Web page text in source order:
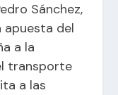
Sánchez,
apuesta del
a la
transporte
a las